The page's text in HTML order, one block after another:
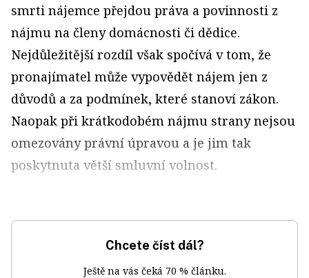
smrti nájemce přejdou práva a povinnosti z
nájmu na členy domácnosti či dědice.
Nejdůležitější rozdíl však spočívá v tom, že
pronajímatel může vypovědět nájem jen z
důvodů a za podmínek, které stanoví zákon.
Naopak při krátkodobém nájmu strany nejsou
omezovány právní úpravou a je jim tak
poskytnuta větší smluvní volnost.
Chcete číst dál?
Ještě na vás čeká 70 % článku.